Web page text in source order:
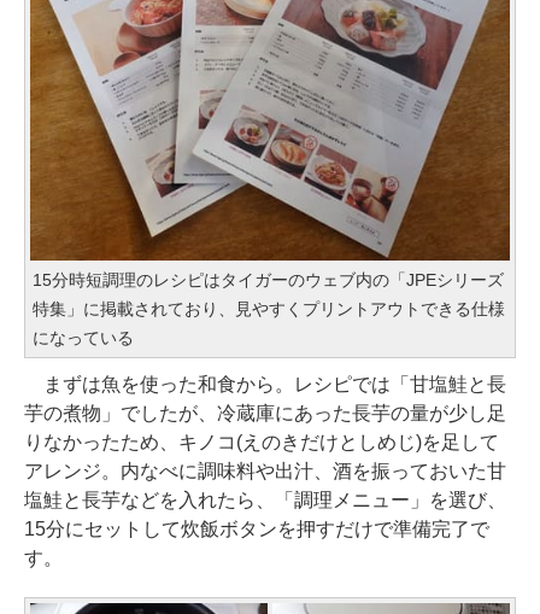
15分時短調理のレシピはタイガーのウェブ内の「JPEシリーズ
特集」に掲載されており、見やすくプリントアウトできる仕様
になっている
まずは魚を使った和食から。レシピでは「甘塩鮭と長
芋の煮物」でしたが、冷蔵庫にあった長芋の量が少し足
りなかったため、キノコ(えのきだけとしめじ)を足して
アレンジ。内なべに調味料や出汁、酒を振っておいた甘
塩鮭と長芋などを入れたら、「調理メニュー」を選び、
15分にセットして炊飯ボタンを押すだけで準備完了で
す。